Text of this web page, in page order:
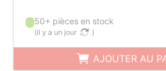
50+ pièces en stock
(il y a un jour )
AJOUTER AU